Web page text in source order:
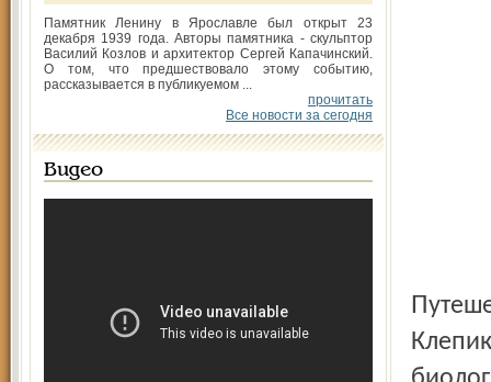
Памятник Ленину в Ярославле был открыт 23
декабря 1939 года. Авторы памятника - скульптор
Василий Козлов и архитектор Сергей Капачинский.
О том, что предшествовало этому событию,
рассказывается в публикуемом ...
прочитать
Все новости за сегодня
Видео
Путешествие в «параллельный мир» совершил Максим